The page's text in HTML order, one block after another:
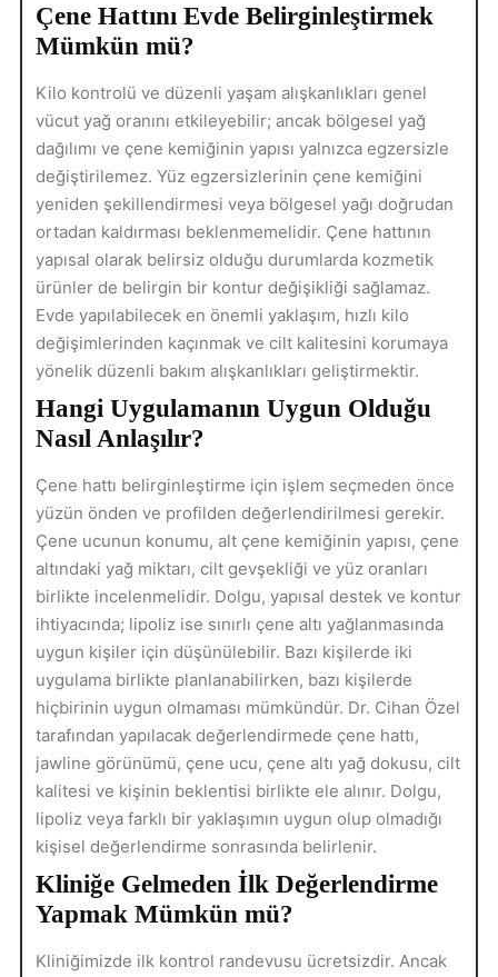
Çene Hattını Evde Belirginleştirmek
Mümkün mü?
Kilo kontrolü ve düzenli yaşam alışkanlıkları genel
vücut yağ oranını etkileyebilir; ancak bölgesel yağ
dağılımı ve çene kemiğinin yapısı yalnızca egzersizle
değiştirilemez. Yüz egzersizlerinin çene kemiğini
yeniden şekillendirmesi veya bölgesel yağı doğrudan
ortadan kaldırması beklenmemelidir. Çene hattının
yapısal olarak belirsiz olduğu durumlarda kozmetik
ürünler de belirgin bir kontur değişikliği sağlamaz.
Evde yapılabilecek en önemli yaklaşım, hızlı kilo
değişimlerinden kaçınmak ve cilt kalitesini korumaya
yönelik düzenli bakım alışkanlıkları geliştirmektir.
Hangi Uygulamanın Uygun Olduğu
Nasıl Anlaşılır?
Çene hattı belirginleştirme için işlem seçmeden önce
yüzün önden ve profilden değerlendirilmesi gerekir.
Çene ucunun konumu, alt çene kemiğinin yapısı, çene
altındaki yağ miktarı, cilt gevşekliği ve yüz oranları
birlikte incelenmelidir. Dolgu, yapısal destek ve kontur
ihtiyacında; lipoliz ise sınırlı çene altı yağlanmasında
uygun kişiler için düşünülebilir. Bazı kişilerde iki
uygulama birlikte planlanabilirken, bazı kişilerde
hiçbirinin uygun olmaması mümkündür. Dr. Cihan Özel
tarafından yapılacak değerlendirmede çene hattı,
jawline görünümü, çene ucu, çene altı yağ dokusu, cilt
kalitesi ve kişinin beklentisi birlikte ele alınır. Dolgu,
lipoliz veya farklı bir yaklaşımın uygun olup olmadığı
kişisel değerlendirme sonrasında belirlenir.
Kliniğe Gelmeden İlk Değerlendirme
Yapmak Mümkün mü?
Kliniğimizde ilk kontrol randevusu ücretsizdir. Ancak